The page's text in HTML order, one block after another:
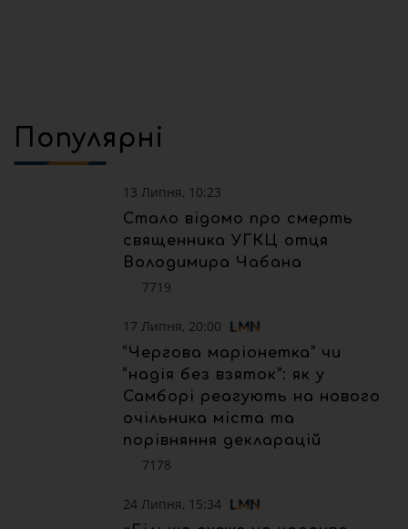
Популярні
13 Липня, 10:23
Стало відомо про смерть
священника УГКЦ отця
Володимира Чабана
7719
17 Липня, 20:00
“Чергова маріонетка” чи
“надія без взяток”: як у
Самборі реагують на нового
очільника міста та
порівняння декларацій
7178
24 Липня, 15:34